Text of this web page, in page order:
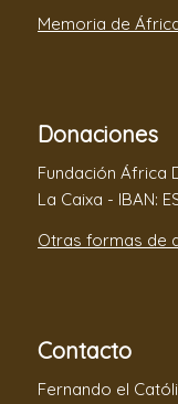
Memoria de
Donaciones
Fundación África
La Caixa - IBAN:
Otras formas de
Contacto
Fernando el